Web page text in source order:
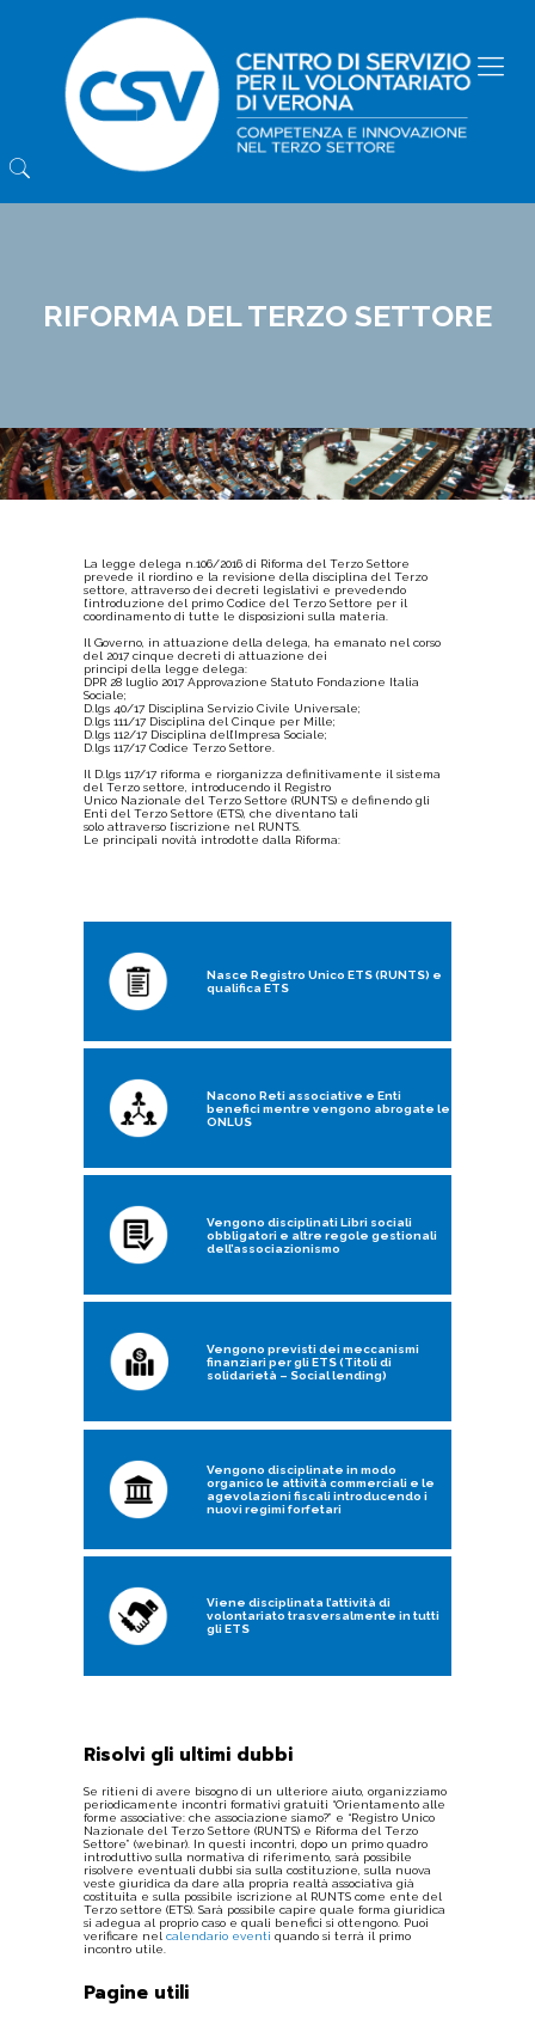
RIFORMA DEL TERZO SETTORE
La legge delega n.106/2016 di Riforma del Terzo Settore
prevede il riordino e la revisione della disciplina del Terzo
settore, attraverso dei decreti legislativi e prevedendo
l’introduzione del primo Codice del Terzo Settore per il
coordinamento di tutte le disposizioni sulla materia.
Il Governo, in attuazione della delega, ha emanato nel corso
del 2017 cinque decreti di attuazione dei
princìpi della legge delega:
DPR 28 luglio 2017 Approvazione Statuto Fondazione Italia
Sociale;
D.lgs 40/17 Disciplina Servizio Civile Universale;
D.lgs 111/17 Disciplina del Cinque per Mille;
D.lgs 112/17 Disciplina dell’Impresa Sociale;
D.lgs 117/17 Codice Terzo Settore.
Il D.lgs 117/17 riforma e riorganizza definitivamente il sistema
del Terzo settore, introducendo il Registro
Unico Nazionale del Terzo Settore (RUNTS) e definendo gli
Enti del Terzo Settore (ETS), che diventano tali
solo attraverso l’iscrizione nel RUNTS.
Le principali novità introdotte dalla Riforma:
Nasce Registro Unico ETS (RUNTS) e
qualifica ETS
Nacono Reti associative e Enti
benefici mentre vengono abrogate le
ONLUS
Vengono disciplinati Libri sociali
obbligatori e altre regole gestionali
dell’associazionismo
Vengono previsti dei meccanismi
finanziari per gli ETS (Titoli di
solidarietà – Social lending)
Vengono disciplinate in modo
organico le attività commerciali e le
agevolazioni fiscali introducendo i
nuovi regimi forfetari
Viene disciplinata l’attività di
volontariato trasversalmente in tutti
gli ETS
Risolvi gli ultimi dubbi
Se ritieni di avere bisogno di un ulteriore aiuto, organizziamo
periodicamente incontri formativi gratuiti “Orientamento alle
forme associative: che associazione siamo?” e “Registro Unico
Nazionale del Terzo Settore (RUNTS) e Riforma del Terzo
Settore” (webinar). In questi incontri, dopo un primo quadro
introduttivo sulla normativa di riferimento, sarà possibile
risolvere eventuali dubbi sia sulla costituzione, sulla nuova
veste giuridica da dare alla propria realtà associativa già
costituita e sulla possibile iscrizione al RUNTS come ente del
Terzo settore (ETS). Sarà possibile capire quale forma giuridica
si adegua al proprio caso e quali benefici si ottengono. Puoi
verificare nel calendario eventi quando si terrà il primo
incontro utile.
Pagine utili